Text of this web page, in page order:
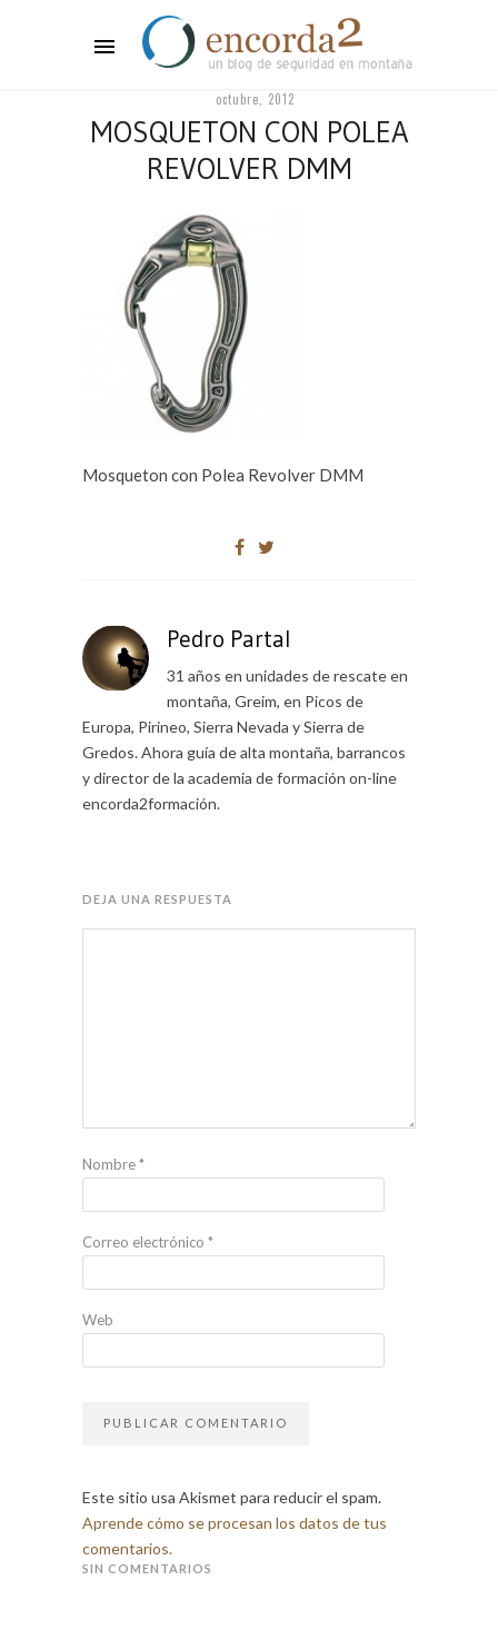
octubre, 2012
MOSQUETON CON POLEA
REVOLVER DMM
Mosqueton con Polea Revolver DMM
Pedro Partal
31 años en unidades de rescate en
montaña, Greim, en Picos de
Europa, Pirineo, Sierra Nevada y Sierra de
Gredos. Ahora guía de alta montaña, barrancos
y director de la academia de formación on-line
encorda2formación.
DEJA UNA RESPUESTA
Nombre*
Correo electrónico *
Web
Este sitio usa Akismet para reducir el spam.
Aprende cómo se procesan los datos de tus
comentarios.
SIN COMENTARIOS